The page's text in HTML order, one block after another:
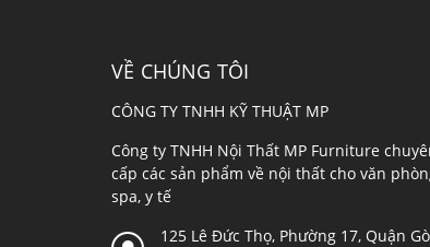
VỀ CHÚNG TÔI
CÔNG TY TNHH KỸ THUẬT MP
Công ty TNHH Nội Thất MP Furniture
cấp các sản phẩm về nội thất cho văn
spa, y tế
125 Lê Đức Thọ, Phường 17, Quận